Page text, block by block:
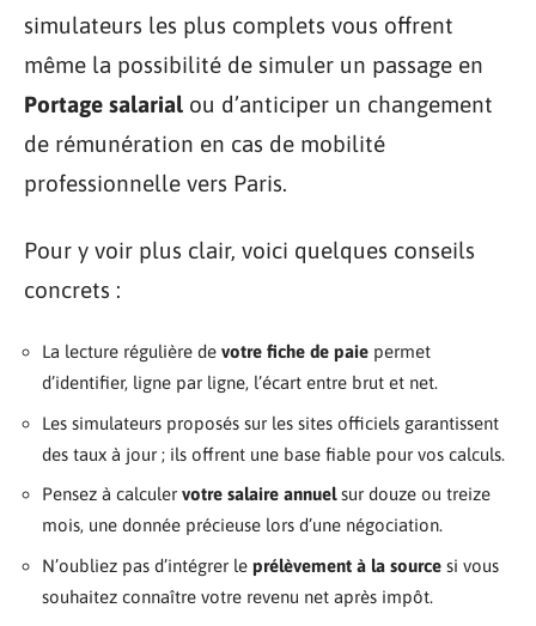
simulateurs les plus complets vous offrent
même la possibilité de simuler un passage en
Portage salarial ou d’anticiper un changement
de rémunération en cas de mobilité
professionnelle vers Paris.
Pour y voir plus clair, voici quelques conseils
concrets :
La lecture régulière de votre fiche de paie permet
d’identifier, ligne par ligne, l’écart entre brut et net.
Les simulateurs proposés sur les sites officiels garantissent
des taux à jour ; ils offrent une base fiable pour vos calculs.
Pensez à calculer votre salaire annuelsur douze ou treize
mois, une donnée précieuse lors d’une négociation.
N’oubliez pas d’intégrer le prélèvement à la source si vous
souhaitez connaître votre revenu net après impôt.